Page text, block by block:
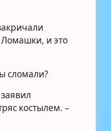
и это
сломали?
костылем. –